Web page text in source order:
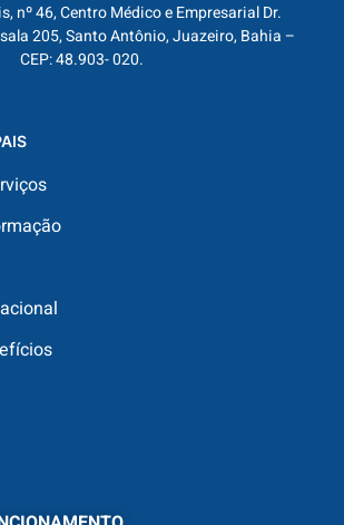
nº 46, Centro Médico e Empresarial Dr.
205, Santo Antônio, Juazeiro, Bahia –
CEP: 48.903- 020.